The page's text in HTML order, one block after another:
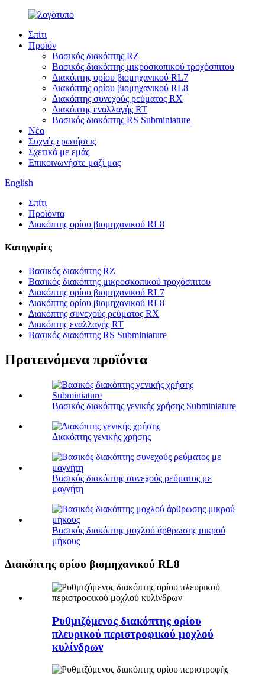
Σπίτι
Προϊόν
Βασικός διακόπτης RZ
Βασικός διακόπτης μικροσκοπικού τροχόσπιτου
Διακόπτης ορίου βιομηχανικού RL7
Διακόπτης ορίου βιομηχανικού RL8
Διακόπτης συνεχούς ρεύματος RX
Διακόπτης εναλλαγής RT
Βασικός διακόπτης RS Subminiature
Νέα
Συχνές ερωτήσεις
Σχετικά με εμάς
Επικοινωνήστε μαζί μας
English
Σπίτι
Προϊόντα
Διακόπτης ορίου βιομηχανικού RL8
Κατηγορίες
Βασικός διακόπτης RZ
Βασικός διακόπτης μικροσκοπικού τροχόσπιτου
Διακόπτης ορίου βιομηχανικού RL7
Διακόπτης ορίου βιομηχανικού RL8
Διακόπτης συνεχούς ρεύματος RX
Διακόπτης εναλλαγής RT
Βασικός διακόπτης RS Subminiature
Προτεινόμενα προϊόντα
Βασικός διακόπτης γενικής χρήσης Subminiature
Διακόπτης γενικής χρήσης
Βασικός διακόπτης συνεχούς ρεύματος με
μαγνήτη
Βασικός διακόπτης μοχλού άρθρωσης μικρού
μήκους
Διακόπτης ορίου βιομηχανικού RL8
Ρυθμιζόμενος διακόπτης ορίου
πλευρικού περιστροφικού μοχλού
κυλίνδρων